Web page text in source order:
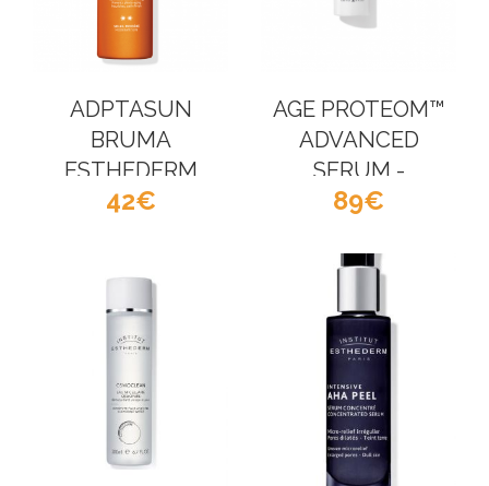
ADPTASUN
BRUMA
ESTHEDERM
42
AGE PROTEOM™
ADVANCED
SERUM -
ESTHEDERM
89